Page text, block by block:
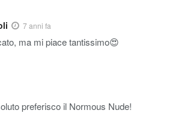
7 anni fa
ma mi piace tantissimo😍
preferisco il Normous Nude!